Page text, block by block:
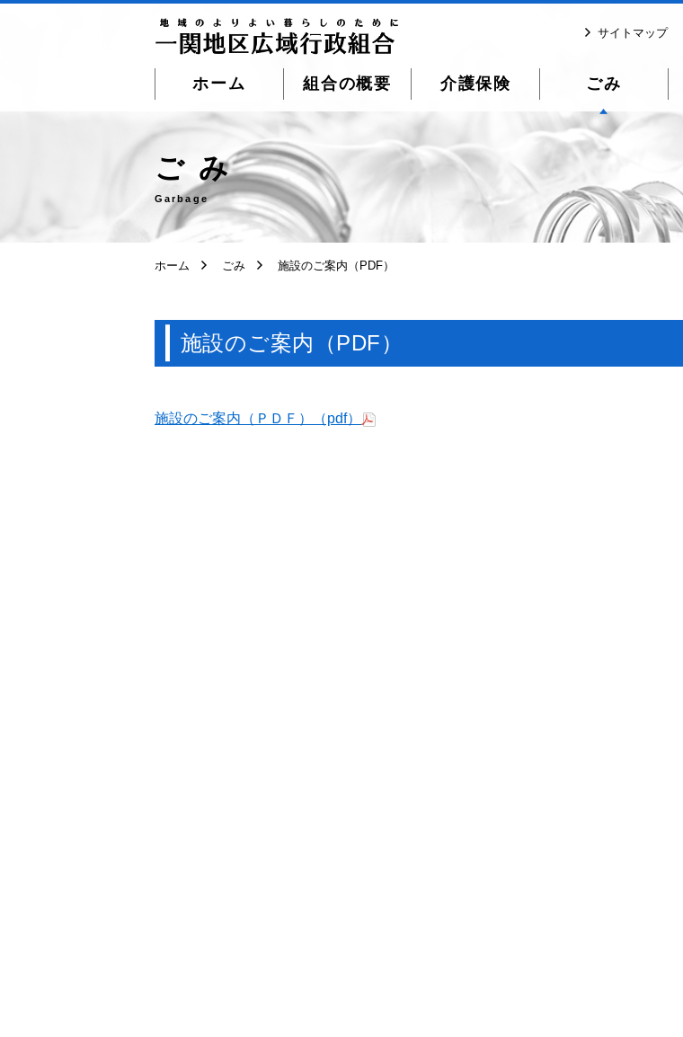
ホーム 組合の概要 介護保険 ごみ
サイトマップ
ページ本文へ移動
ごみ
Garbage
ホーム ごみ 施設のご案内（PDF）
施設のご案内（PDF）
施設のご案内（ＰＤＦ）（pdf）